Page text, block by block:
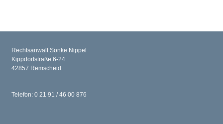
Rechtsanwalt Sönke Nippel
Kippdorfstraße 6-24
42857 Remscheid
Telefon: 0 21 91 / 46 00 876